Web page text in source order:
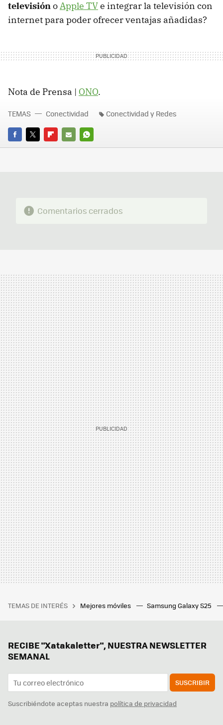
televisión o Apple TVe integrar la televisión con
internet para poder ofrecer ventajas añadidas?
Nota de Prensa | ONO.
FACEBOOK
TWITTERFLIPBOARD
E-
WHATSAPP
TEMAS Conectividad Conectividad y Redes
Comentarios cerrados
TEMAS DE INTERÉS Mejores móviles Samsung Galaxy S25
RECIBE "Xatakaletter", NUESTRA NEWSLETTER
SEMANAL
SUSCRIBIR
Suscribiéndote aceptas nuestra política de privacidad